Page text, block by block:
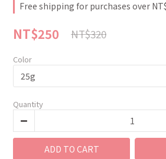
Free shipping for purchases over
NT$320
NT$250
Color
Quantity
ADD TO CART